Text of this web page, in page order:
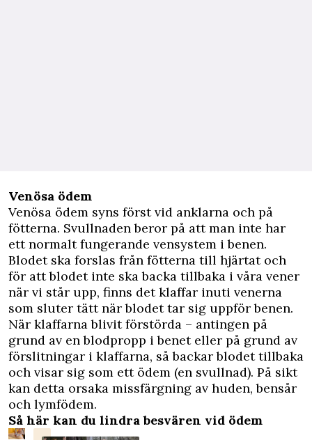
Venösa ödem
Venösa ödem syns först vid anklarna och på
fötterna. Svullnaden beror på att man inte har
ett normalt fungerande vensystem i benen.
Blodet ska forslas från fötterna till hjärtat och
för att blodet inte ska backa tillbaka i våra vener
när vi står upp, finns det klaffar inuti venerna
som sluter tätt när blodet tar sig uppför benen.
När klaffarna blivit förstörda – antingen på
grund av en blodpropp i benet eller på grund av
förslitningar i klaffarna, så backar blodet tillbaka
och visar sig som ett ödem (en svullnad). På sikt
kan detta orsaka missfärgning av huden, bensår
och lymfödem.
Så här kan du lindra besvären vid ödem